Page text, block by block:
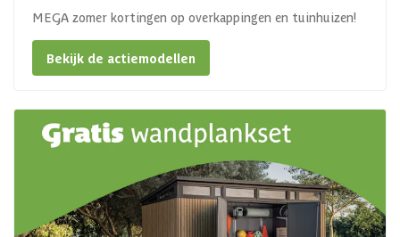
MEGA zomer kortingen op overkappingen en tuinhuizen!
Bekijk de actiemodellen